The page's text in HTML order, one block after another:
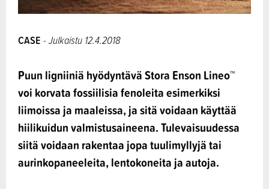
CASE - Julkaistu 12.4.2018
Puun ligniiniä hyödyntävä Stora Enson Lineo™
voi korvata fossiilisia fenoleita esimerkiksi
liimoissa ja maaleissa, ja sitä voidaan käyttää
hiilikuidun valmistusaineena. Tulevaisuudessa
siitä voidaan rakentaa jopa tuulimyllyjä tai
aurinkopaneeleita, lentokoneita ja autoja.